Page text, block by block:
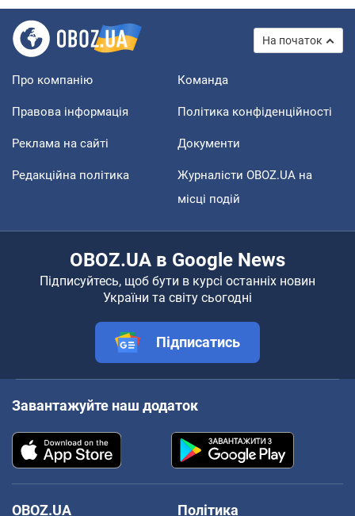
На початок
Про компанію Команда
Правова інформація Політика конфіденційності
Реклама на сайті Документи
Редакційна політика
Журналісти OBOZ.UA на
місці подій
OBOZ.UA в Google News
Підписуйтесь, щоб бути в курсі останніх новин
України та світу сьогодні
Підписатись
Завантажуйте наш додаток
OBOZ.UA
Політика